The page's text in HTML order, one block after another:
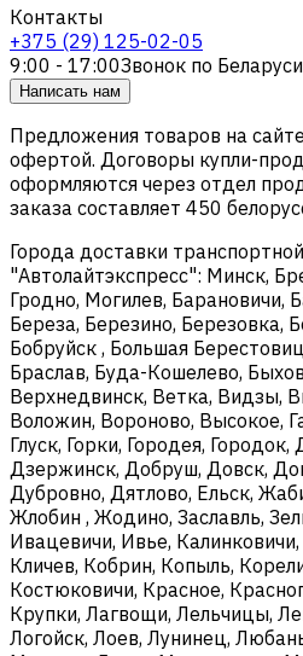
Контакты
+375 (29) 125-02-05
9:00 - 17:00Звонок по Беларуси
Написать нам
Предложения товаров на
офертой. Договоры купли-
оформляются через отдел
заказа составляет 450
Города доставки
"Автолайтэкспресс": Минск,
Гродно, Могилев, Барановичи,
Береза, Березино, Березовка,
Бобруйск , Большая
Браслав, Буда-Кошелево,
Верхнедвинск, Ветка, Видзы,
Воложин, Вороново, Высокое,
Глуск, Горки, Городея,
Дзержинск, Добруш, Довск,
Дубровно, Дятлово, Ельск,
Жлобин , Жодино, Заславль,
Ивацевичи, Ивье,
Кличев, Кобрин, Копыль,
Костюковичи, Красное,
Крупки, Лагвощи, Лельчицы,
Логойск, Лоев, Лунинец,